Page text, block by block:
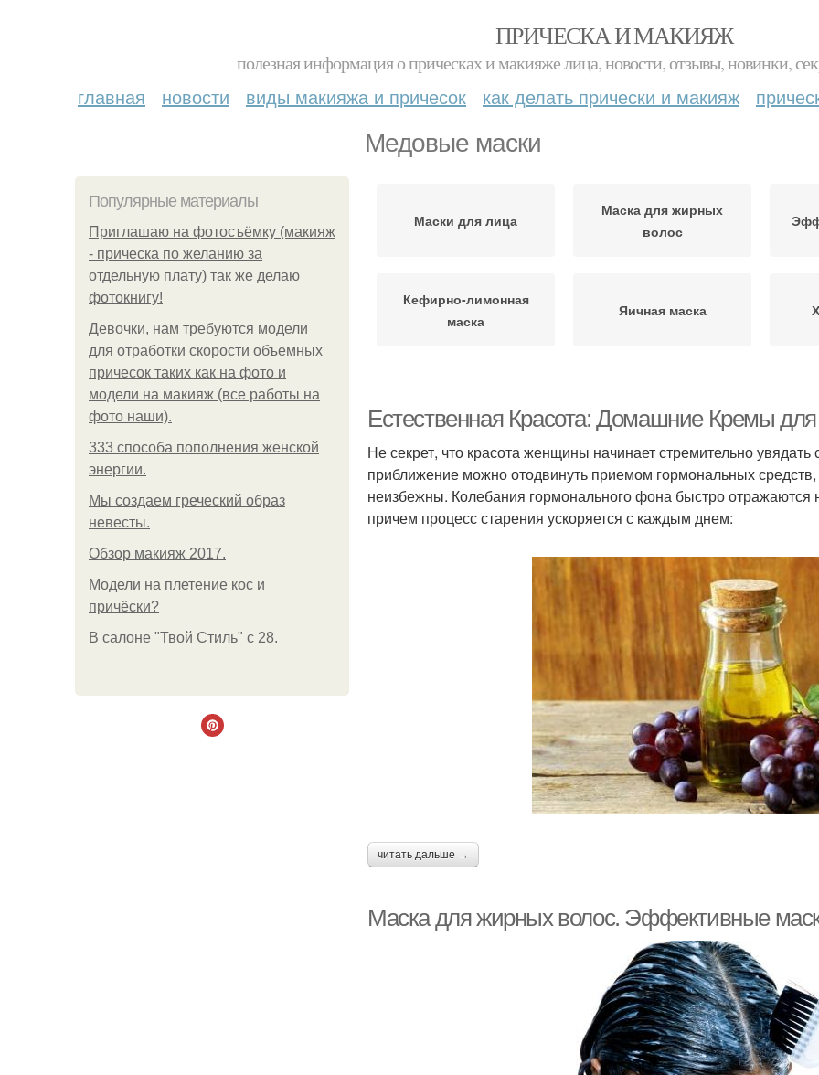
ПРИЧЕСКА И МАКИЯЖ
полезная информация о прическах и макияже лица, новости, отзывы, новинки,
главная новости виды макияжа и причесок как делать прически и макияж
Медовые маски
Популярные материалы
Приглашаю на фотосъёмку (макияж
- прическа по желанию за
отдельную плату) так же делаю
фотокнигу!
Девочки, нам требуются модели
для отработки скорости объемных
причесок таких как на фото и
модели на макияж (все работы на
фото наши).
333 способа пополнения женской
энергии.
Мы создаем греческий образ
невесты.
Обзор макияж 2017.
Модели на плетение кос и
причёски?
В салоне "Твой Стиль" с 28.
Маски для лица
Маска для жирных
волос
Кефирно-лимонная
маска
Яичная маска
Маска для волос Супер маски
Естественная Красота: Домашние Кремы
Не секрет, что красота женщины начинает стремительно
приближение можно отодвинуть приемом гормональных
неизбежны. Колебания гормонального фона быстро
причем процесс старения ускоряется с каждым днем:
читать дальше →
Маска для жирных волос. Эффективные